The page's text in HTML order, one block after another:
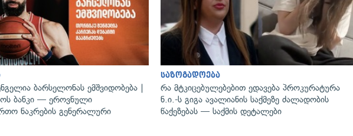
ბარსელონას ემშვიდობება |
ბანკი — ეროვნული
ნაკრების გენერალური
საზოგადოება
რა მტკიცებულებებით ედავება პროკურატურა
ნ.ი.-ს გიგა ავალიანის საქმეზე ძალადობის
წაქეზებას — საქმის დეტალები